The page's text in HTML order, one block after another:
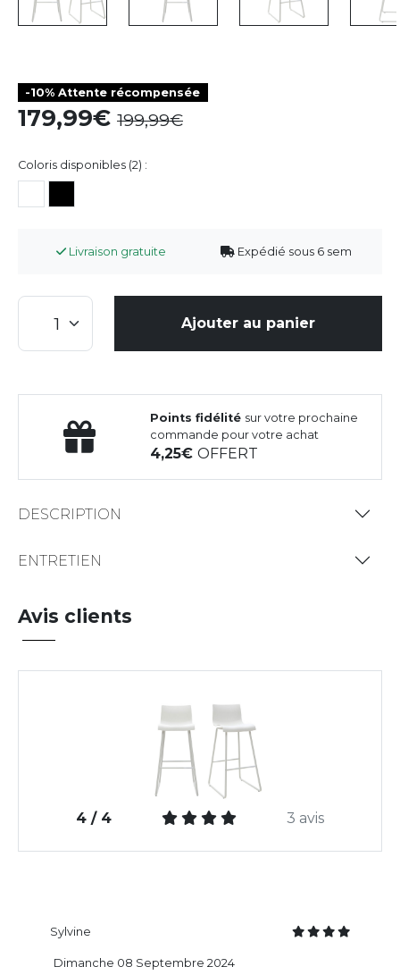
-10% Attente récompensée
179,99 199,99
Coloris disponibles (2) :
Livraison gratuite Expédié sous 6 sem
Ajouter au panier
Points fidélité sur votre prochaine
commande pour votre achat
4,25OFFERT
DESCRIPTION
ENTRETIEN
Avis clients
4 / 4 3 avis
Sylvine
Dimanche 08 Septembre 2024